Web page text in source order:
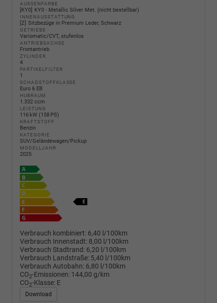
AUSSENFARBE
KY0 KY0 - Metallic Silver Met. (nicht bestellbar)
INNENAUSSTATTUNG
Z Sitzbezüge in Premium Leder, Schwarz
GETRIEBE
Variomatic/CVT, stufenlos
ANTRIEBSACHSE
Frontantrieb
ZYLINDER
4
PARTIKELFILTER
1
SCHADSTOFFKLASSE
Euro 6 EB
HUBRAUM
1.332 ccm
LEISTUNG
116 kW (158 PS)
KRAFTSTOFF
Benzin
KATEGORIE
SUV/Geländewagen/Pickup
MODELLJAHR
2025
Verbrauch kombiniert: 6,40 l/100km
Verbrauch Innenstadt: 8,00 l/100km
Verbrauch Stadtrand: 6,20 l/100km
Verbrauch Landstraße: 5,40 l/100km
Verbrauch Autobahn: 6,80 l/100km
CO2-Emissionen: 144,00 g/km
CO2-Klasse: E
Download